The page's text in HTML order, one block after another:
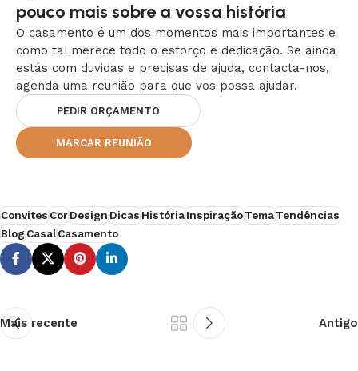
pouco mais sobre a vossa história
O casamento é um dos momentos mais importantes e
como tal merece todo o esforço e dedicação. Se ainda
estás com duvidas e precisas de ajuda, contacta-nos,
agenda uma reunião para que vos possa ajudar.
PEDIR ORÇAMENTO
MARCAR REUNIÃO
ConvitesCorDesignDicasHistóriaInspiraçãoTemaTendências
BlogCasalCasamento
Mais recente Antigo